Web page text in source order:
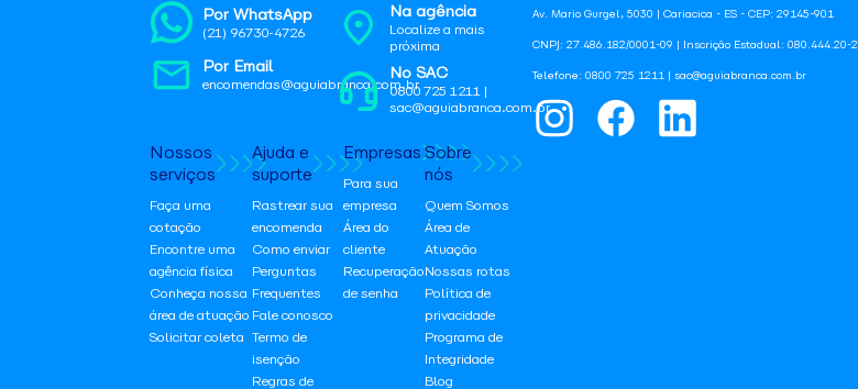
Av. Mario Gurgel, 5030 | Cariacica - ES - CEP: 29145-901
CNPJ: 27.486.182/0001-09 | Inscrição Estadual: 080.444.20-2
Telefone: 0800 725 1211 | sac@aguiabranca.com.br
Por WhatsApp
(21) 96730-4726
Por Email
encomendas@aguiabranca.com.br
Na agência
Localize a mais
próxima
No SAC
0800 725 1211 |
sac@aguiabranca.com.br
Nossos
serviços
Faça uma
cotação
Encontre uma
agência física
Conheça nossa
área de atuação
Solicitar coleta
Ajuda e
suporte
Rastrear sua
encomenda
Como enviar
Perguntas
Frequentes
Fale conosco
Termo de
isenção
Regras de
Empresas
Para sua
empresa
Área do
cliente
Recuperação
de senha
Sobre
nós
Quem Somos
Área de
Atuação
Nossas rotas
Política de
privacidade
Programa de
Integridade
Blog